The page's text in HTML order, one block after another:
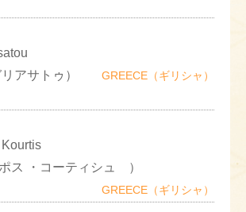
アサトゥ）
GREECE（ギリシャ）
ス ・コーティシュ ）
GREECE（ギリシャ）